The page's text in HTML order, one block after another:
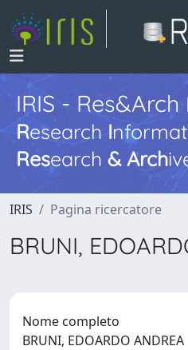
IRIS - Res&Arch
Research I
Research & Arch
IRIS Pagina ricercatore
BRUNI,
Nome completo
BRUNI, EDOARDO ANDREA